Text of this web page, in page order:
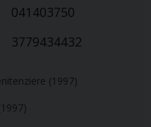
041403750
3779434432
(1997)